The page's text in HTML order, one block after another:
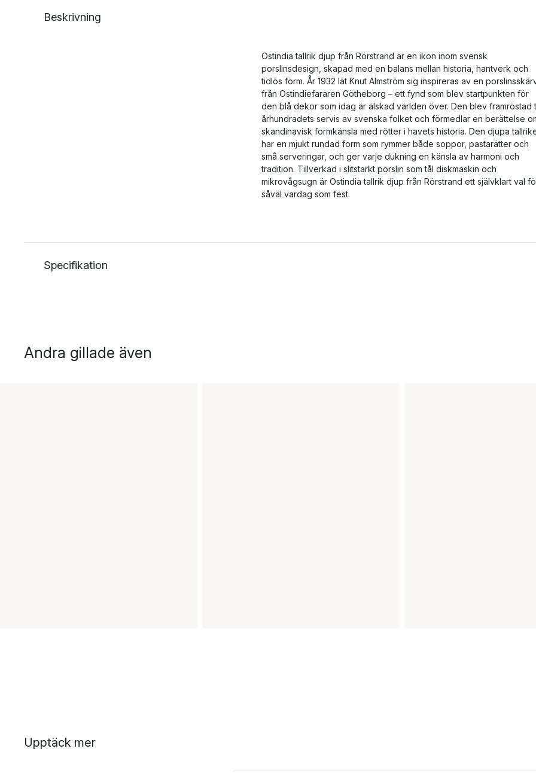
Beskrivning
Ostindia tallrik djup från Rörstrand är en ikon inom svensk
porslinsdesign, skapad med en balans mellan historia, hantverk och
tidlös form. År 1932 lät Knut Almström sig inspireras av en
från Ostindiefararen Götheborg – ett fynd som blev startpunkten för
den blå dekor som idag är älskad världen över. Den blev framröstad
århundradets servis av svenska folket och förmedlar en berättelse
skandinavisk formkänsla med rötter i havets historia. Den djupa
har en mjukt rundad form som rymmer både soppor, pastarätter och
små serveringar, och ger varje dukning en känsla av harmoni och
tradition. Tillverkad i slitstarkt porslin som tål diskmaskin och
mikrovågsugn är Ostindia tallrik djup från Rörstrand ett självklart val
såväl vardag som fest.
Specifikation
Andra gillade även
Upptäck mer